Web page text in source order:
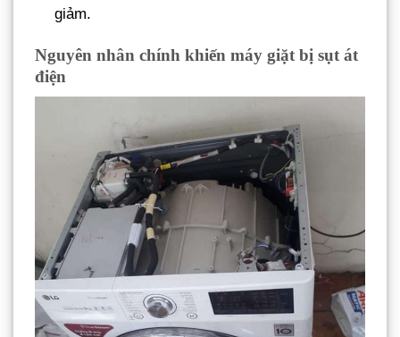
giảm.
Nguyên nhân chính khiến máy giặt bị sụt át
điện